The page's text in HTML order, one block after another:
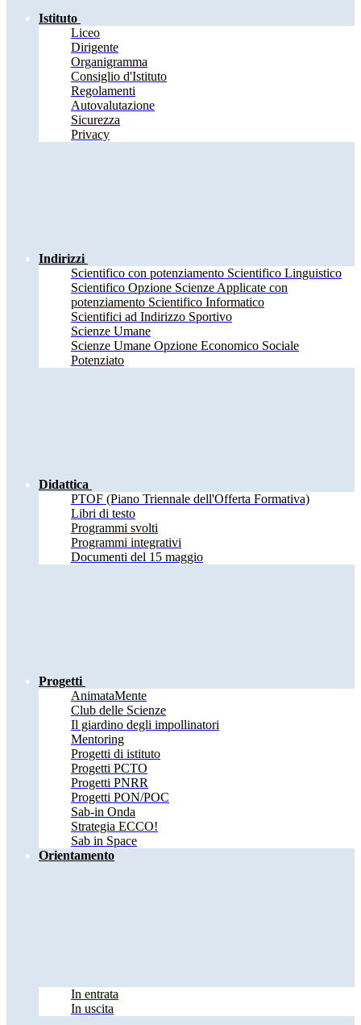
Istituto
Liceo
Dirigente
Organigramma
Consiglio d'Istituto
Regolamenti
Autovalutazione
Sicurezza
Privacy
Indirizzi
Scientifico con potenziamento Scientifico Linguistico
Scientifico Opzione Scienze Applicate con
potenziamento Scientifico Informatico
Scientifici ad Indirizzo Sportivo
Scienze Umane
Scienze Umane Opzione Economico Sociale
Potenziato
Didattica
PTOF (Piano Triennale dell'Offerta Formativa)
Libri di testo
Programmi svolti
Programmi integrativi
Documenti del 15 maggio
Progetti
AnimataMente
Club delle Scienze
Il giardino degli impollinatori
Mentoring
Progetti di istituto
Progetti PCTO
Progetti PNRR
Progetti PON/POC
Sab-in Onda
Strategia ECCO!
Sab in Space
Orientamento
In entrata
In uscita